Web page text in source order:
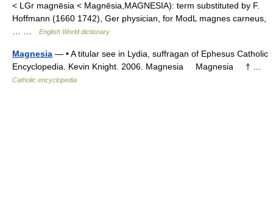
< LGr magnēsia < Magnēsia,MAGNESIA): term substituted by F.
Hoffmann (1660 1742), Ger physician, for ModL magnes carneus,
English World dictionary
Magnesia — • A titular see in Lydia, suffragan of Ephesus Catholic
Encyclopedia. Kevin Knight. 2006. Magnesia Magnesia † …
Catholic encyclopedia